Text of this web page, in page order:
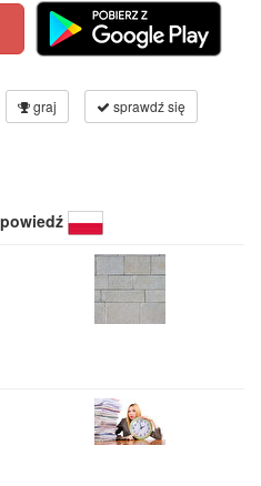
graj sprawdź się